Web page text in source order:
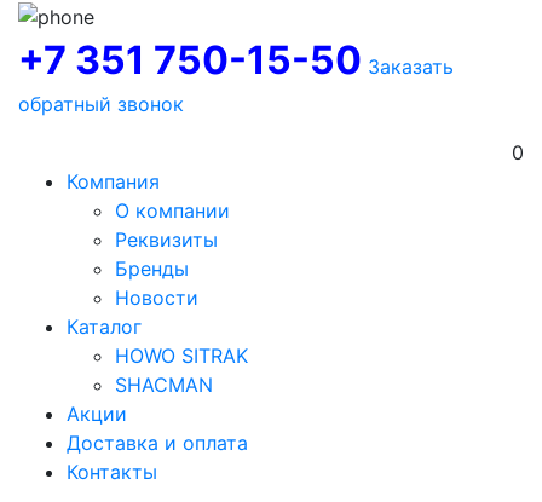
+7 351 750-15-50 Заказать
обратный звонок
0
Компания
О компании
Реквизиты
Бренды
Новости
Каталог
HOWO SITRAK
SHACMAN
Акции
Доставка и оплата
Контакты